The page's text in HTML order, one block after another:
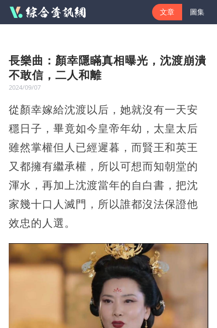
文章 圖集
長樂曲：顏幸隱瞞真相曝光，沈渡崩潰
不敢信，二人和離
2024/09/07
從顏幸嫁給沈渡以后，她就沒有一天安
穩日子，畢竟如今皇帝年幼，太皇太后
雖然掌權但人已經遲暮，而賢王和英王
又都擁有繼承權，所以可想而知朝堂的
渾水，再加上沈渡當年的自白書，把沈
家幾十口人滅門，所以誰都沒法保證他
效忠的人選。